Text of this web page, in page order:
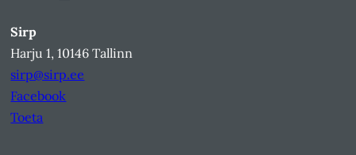
Sirp
Harju 1, 10146 Tallinn
sirp@sirp.ee
Facebook
Toeta